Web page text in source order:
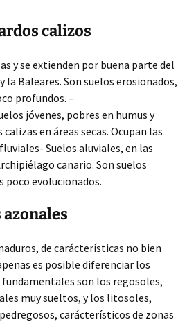
calizos
y se extienden por buena parte del
Baleares. Son suelos erosionados,
profundos. –
jóvenes, pobres en humus y
en áreas secas. Ocupan las
Suelos aluviales, en las
canario. Son suelos
poco evolucionados.
azonales
de carácterísticas no bien
es posible diferenciar los
son los regosoles,
muy sueltos, y los litosoles,
carácterísticos de zonas